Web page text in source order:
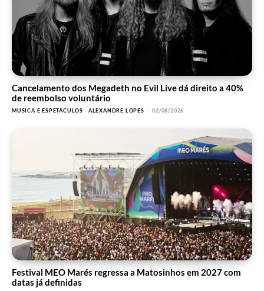
Cancelamento dos Megadeth no Evil Live dá direito a 40%
de reembolso voluntário
MÚSICA E ESPETÁCULOS ALEXANDRE LOPES - 02/08/2026
Festival MEO Marés regressa a Matosinhos em 2027 com
datas já definidas